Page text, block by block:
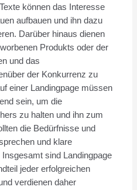
können das Interesse
aufbauen und ihn dazu
Darüber hinaus dienen
Produkts oder der
und das
der Konkurrenz zu
einer Landingpage müssen
sein, um die
zu halten und ihn zum
die Bedürfnisse und
und klare
sind Landingpage
jeder erfolgreichen
verdienen daher